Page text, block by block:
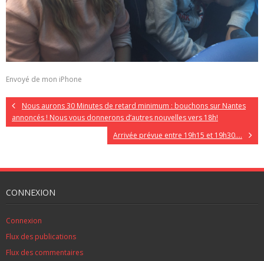
Envoyé de mon iPhone
Nous aurons 30 Minutes de retard minimum : bouchons sur Nantes
annoncés ! Nous vous donnerons d’autres nouvelles vers 18h!
Arrivée prévue entre 19h15 et 19h30….
CONNEXION
Connexion
Flux des publications
Flux des commentaires